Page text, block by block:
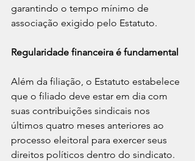
garantindo o tempo mínimo de
associação exigido pelo Estatuto.
Regularidade financeira é fundamental
Além da filiação, o Estatuto estabelece
que o filiado deve estar em dia com
suas contribuições sindicais nos
últimos quatro meses anteriores ao
processo eleitoral para exercer seus
direitos políticos dentro do sindicato.